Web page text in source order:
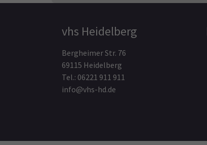
vhs Heidelberg
Bergheimer Str. 76
69115 Heidelberg
Tel.: 06221 911 911
info@vhs-hd.de